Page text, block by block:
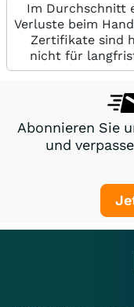
Im Durchschnitt
Verluste beim
Zertifikate sind
nicht für
Abonnieren Sie
und